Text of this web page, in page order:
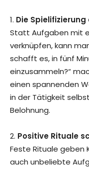
1. Die
Statt Aufgaben mit
verknüpfen, kann
schafft es, in fünf
einzusammeln?“
einen spannenden
in der Tätigkeit
Belohnung.
2. Positive Rituale
Feste Rituale geben
auch unbeliebte